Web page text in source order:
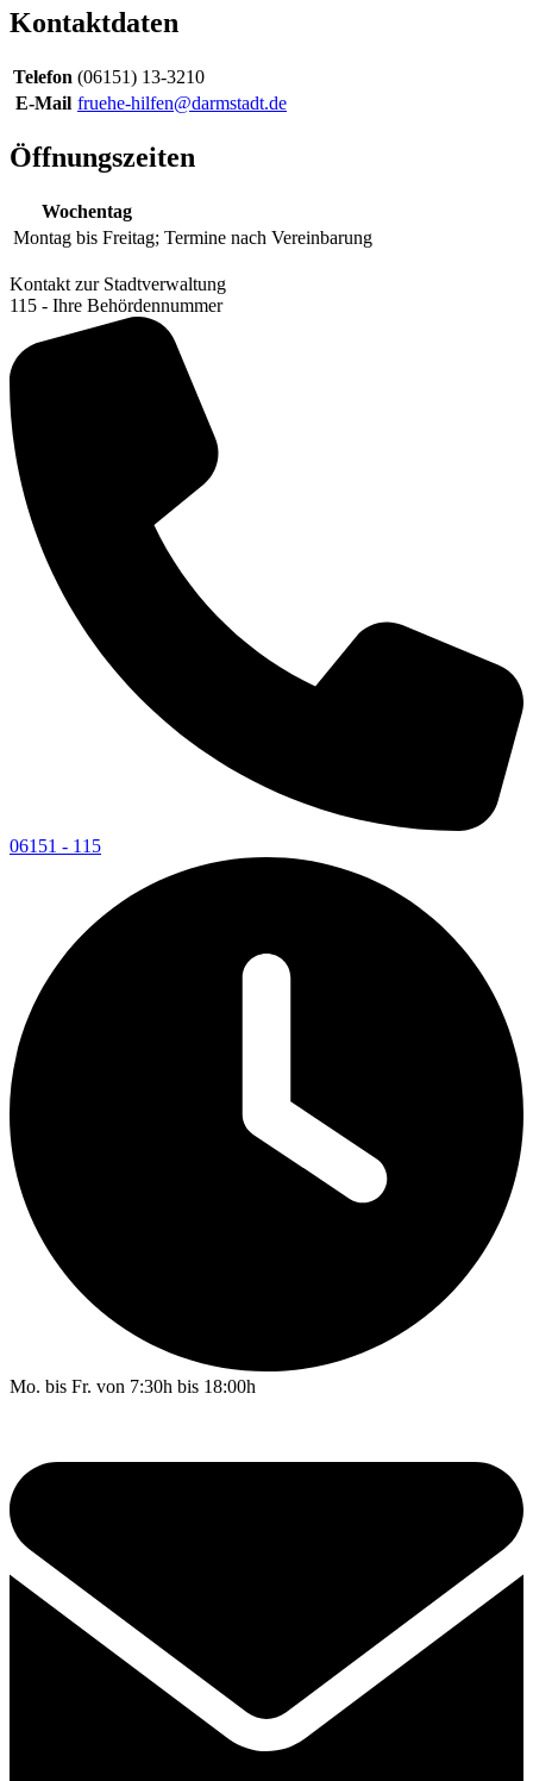
Kontaktdaten
Telefon (06151) 13-3210
E-Mail fruehe-hilfen@darmstadt.de
Öffnungszeiten
Wochentag
Montag bis Freitag; Termine nach Vereinbarung
Kontakt zur Stadtverwaltung
115 - Ihre Behördennummer
06151 - 115
Mo. bis Fr. von 7:30h bis 18:00h